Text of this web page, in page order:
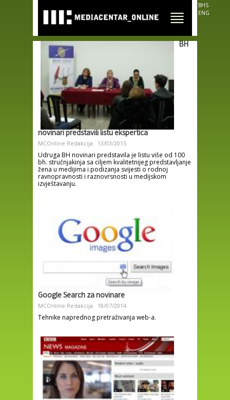
main
content
BHS
ENG
BH
novinari predstavili listu ekspertica
MCOnline Redakcija 13/03/2015
Udruga BH novinari predstavila je listu više od 100
bh. stručnjakinja sa ciljem kvalitetnijeg predstavljanje
žena u medijima i podizanja svijesti o rodnoj
ravnopravnosti i raznovrsnosti u medijskom
izvještavanju.
Google Search za novinare
MCOnline Redakcija 18/07/2014
Tehnike naprednog pretraživanja web-a.